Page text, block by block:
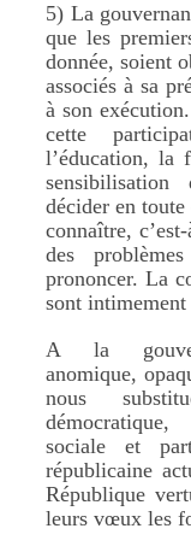
5) La
que les
donnée, soient
associés à sa
à son
cette
l’éducation, la
décider en
connaître,
des
prononcer. La
sont intimement
A la
anomique,
nous
sociale et
républicaine
République
leurs vœux les